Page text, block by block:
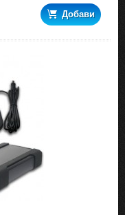
Добави